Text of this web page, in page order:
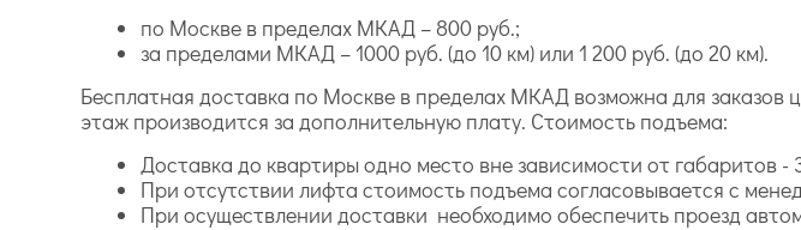
по Москве в пределах МКАД – 800 руб.;
за пределами МКАД – 1000 руб. (до 10 км) или 1 200 руб. (до 20 км).
Бесплатная доставка по Москве в пределах МКАД возможна для
этаж производится за дополнительную плату. Стоимость подъема:
Доставка до квартиры одно место вне зависимости от габаритов
При отсутствии лифта стоимость подъема согласовывается с
При осуществлении доставки необходимо обеспечить проезд